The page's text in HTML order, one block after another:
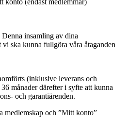
insamling av dina
ska kunna fullgöra våra åtaganden
(inklusive leverans och
månader därefter i syfte att kunna
och garantiärenden.
medlemskap och ”Mitt konto”